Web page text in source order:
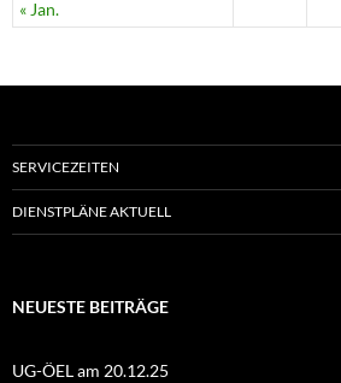
« Jan.
SERVICEZEITEN
DIENSTPLÄNE AKTUELL
NEUESTE BEITRÄGE
UG-ÖEL am 20.12.25